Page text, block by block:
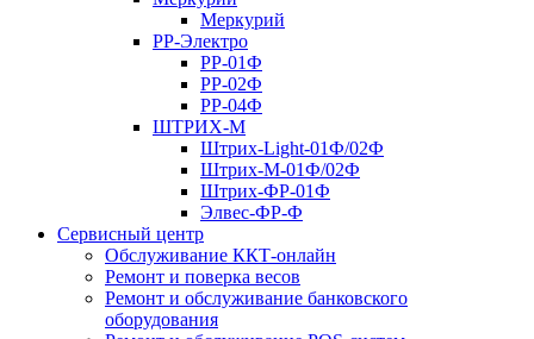
Меркурий
РР-Электро
РР-01Ф
РР-02Ф
РР-04Ф
ШТРИХ-М
Штрих-Light-01Ф/02Ф
Штрих-М-01Ф/02Ф
Штрих-ФР-01Ф
Элвес-ФР-Ф
Сервисный центр
Обслуживание ККТ-онлайн
Ремонт и поверка весов
Ремонт и обслуживание банковского
оборудования